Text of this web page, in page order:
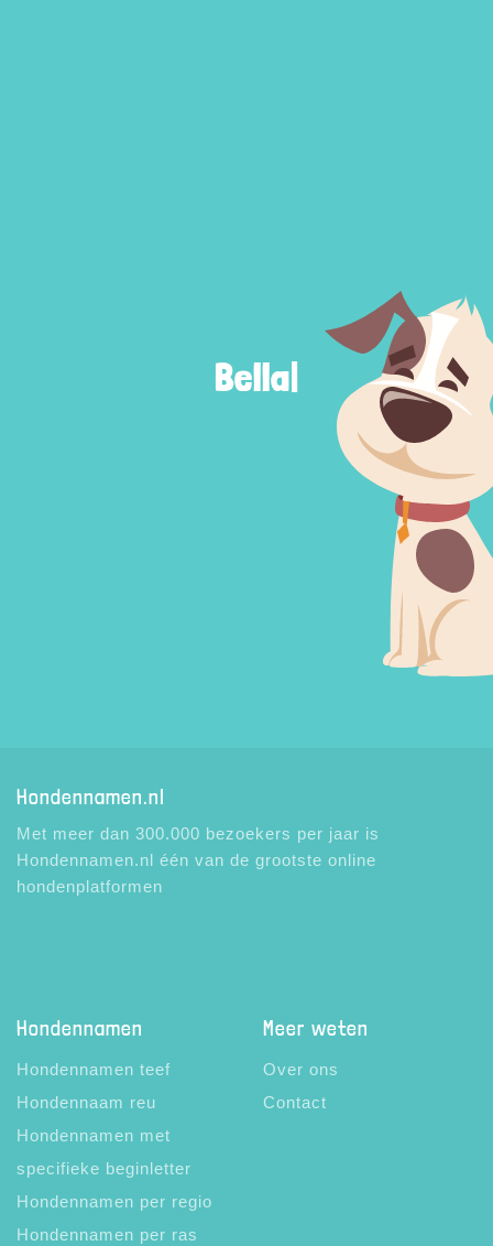
Bella|
Hondennamen.nl
Met meer dan 300.000 bezoekers per jaar is
Hondennamen.nl één van de grootste online
hondenplatformen
Hondennamen
Hondennamen teef
Hondennaam reu
Hondennamen met
specifieke beginletter
Hondennamen per regio
Hondennamen per ras
Meer weten
Over ons
Contact